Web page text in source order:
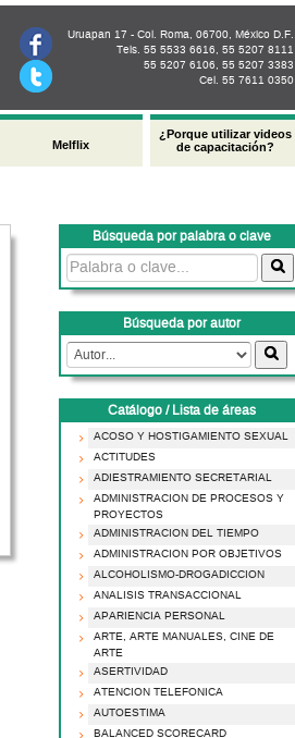
Uruapan 17 - Col. Roma, 06700, México D.F.
Tels. 55 5533 6616, 55 5207 8111
55 5207 6106, 55 5207 3383
Cel. 55 7611 0350
Melflix
¿Porque utilizar videos
de capacitación?
Búsqueda por palabra o clave
Búsqueda por autor
Catálogo / Lista de áreas
ACOSO Y HOSTIGAMIENTO SEXUAL
ACTITUDES
ADIESTRAMIENTO SECRETARIAL
ADMINISTRACION DE PROCESOS Y
PROYECTOS
ADMINISTRACION DEL TIEMPO
ADMINISTRACION POR OBJETIVOS
ALCOHOLISMO-DROGADICCION
ANALISIS TRANSACCIONAL
APARIENCIA PERSONAL
ARTE, ARTE MANUALES, CINE DE
ARTE
ASERTIVIDAD
ATENCION TELEFONICA
AUTOESTIMA
BALANCED SCORECARD